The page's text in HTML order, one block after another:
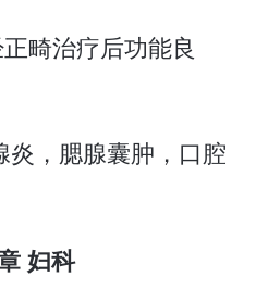
畸治疗后功能良
炎，腮腺囊肿，口腔
妇科